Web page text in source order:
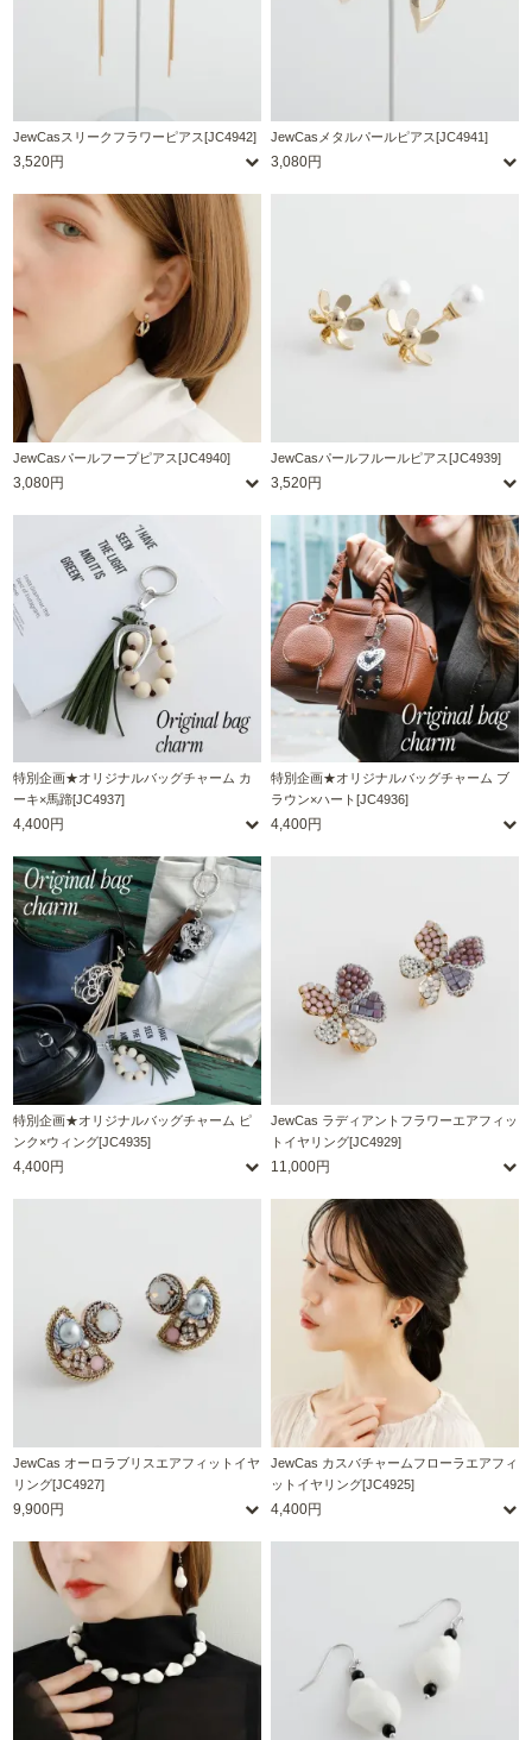
JewCasスリークフラワーピアス[JC4942]
3,520円
JewCasメタルパールピアス[JC4941]
3,080円
JewCasパールフープピアス[JC4940]
3,080円
JewCasパールフルールピアス[JC4939]
3,520円
特別企画★オリジナルバッグチャーム カ
ーキ×馬蹄[JC4937]
4,400円
特別企画★オリジナルバッグチャーム ブ
ラウン×ハート[JC4936]
4,400円
特別企画★オリジナルバッグチャーム ピ
ンク×ウィング[JC4935]
4,400円
JewCas ラディアントフラワーエアフィッ
トイヤリング[JC4929]
11,000円
JewCas オーロラブリスエアフィットイヤ
リング[JC4927]
9,900円
JewCas カスバチャームフローラエアフィ
ットイヤリング[JC4925]
4,400円